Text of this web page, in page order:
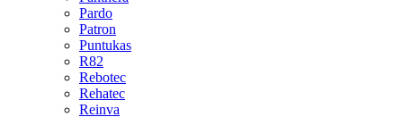
Pardo
Patron
Puntukas
R82
Rebotec
Rehatec
Reinva